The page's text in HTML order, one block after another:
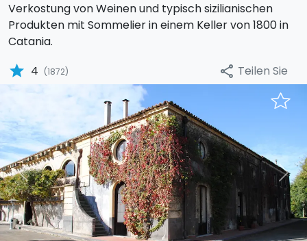
Verkostung von Weinen und typisch sizilianischen
Produkten mit Sommelier in einem Keller von 1800 in
Catania.
star 4 (1872) share Teilen Sie
Previous Next